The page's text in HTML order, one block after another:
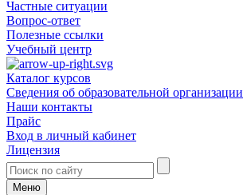
Частные ситуации
Вопрос-ответ
Полезные ссылки
Учебный центр
Каталог курсов
Сведения об образовательной организации
Наши контакты
Прайс
Вход в личный кабинет
Лицензия
Меню